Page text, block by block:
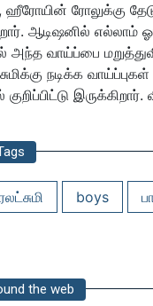
ஹீரோயின் ரோலுக்கு
ஆடிஷனில் எல்லாம்
அந்த வாய்ப்பை
நடிக்க
இருக்கிறார்.
boys
the web